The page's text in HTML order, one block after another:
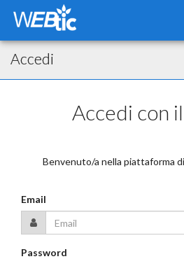
Accedi
Accedi con
Benvenuto/a nella piattaforma
Email
Password